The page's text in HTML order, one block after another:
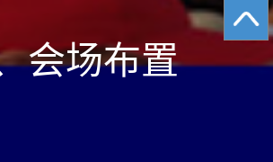
会场布置